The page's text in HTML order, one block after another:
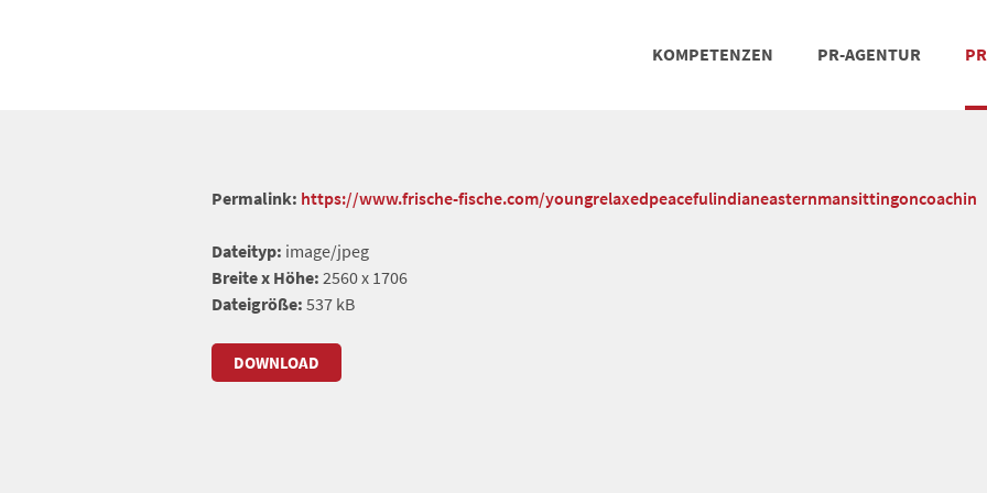
KOMPETENZEN PR-AGENTUR
Permalink: https://www.frische-fische.com/youngrelaxedpeacefulindianeasternmansittingoncoachin
Dateityp: image/jpeg
Breite x Höhe: 2560 x 1706
Dateigröße: 537 kB
DOWNLOAD